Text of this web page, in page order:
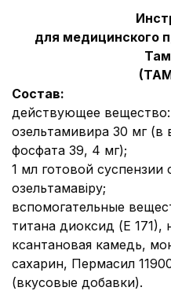
для медицинского
Состав:
действующее вещество:
озельтамивира 30 мг (в
фосфата 39, 4 мг);
1 мл готовой суспензии
озельтамавіру;
вспомогательные
титана диоксид (Е 171),
ксантановая камедь,
сахарин, Пермасил
(вкусовые добавки).